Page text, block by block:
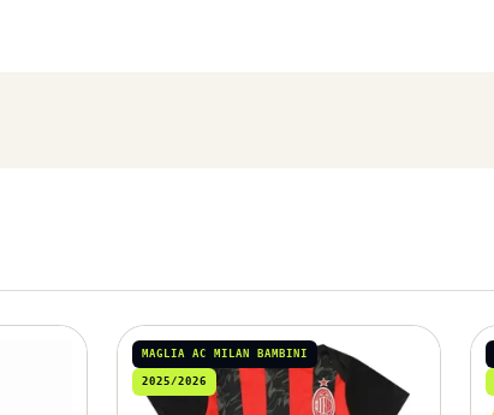
MAGLIA AC MILAN BAMBINI
2025/2026